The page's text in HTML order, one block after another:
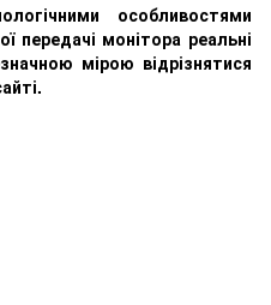
особливостями
передачі монітора реальні
мірою відрізнятися